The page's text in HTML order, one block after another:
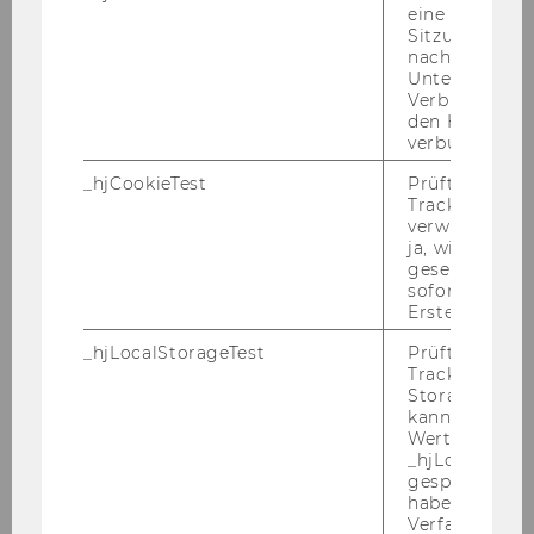
Stel­le eines haupt­be­ruf­li­chen Vor­tra­gen­den/
einer haupt­be­ruf­li­chen Vor­tra­gen­den (Se­ni­or
( An­ge­stell­te/r gemäß Kol­lek­tiv­ver­trag
für die Ar­beit­neh­mer/innen der Uni­ver­si­tä­ten)
zu be­set­zen.
Wir wei­sen Sie dar­auf hin, dass der WU-​
Personalentwicklungsplan für haupt­be­ruf­li­che
Vor­tra­gen­de grund­sätz­lich eine ma­xi­ma­le Be­
fris­tungs­dau­er von sechs Jah­ren vor­sieht.
Ka­renz­ver­tre­tung
Not­wen­di­ge Kennt­nis­se und Qua­li­fi­ka­tio­nen:
1. Bei Be­wer­ber/inne/n mit eng­li­scher Mut­ter­
Fach­ein­schlä­gi­ges Stu­di­um (z.B. Ger­ma­nis­tik,
Lin­gu­is­tik, An­glis­tik), vor­zugs­wei­se in Kom­bi­na­
eine
Sitzung/
nach einer
Verbindung
den Hotjar-
verbunden
_hjCookieTest
Prüft, ob der
Tracking
verwenden
ja, wird ein
gesetzt. Wird
sofort nach
Erstellung
_hjLocalStorageTest
Prüft, ob der
Tracking
Storage
kann. Wenn
Wert 1
haben keine
Verfallszeit,